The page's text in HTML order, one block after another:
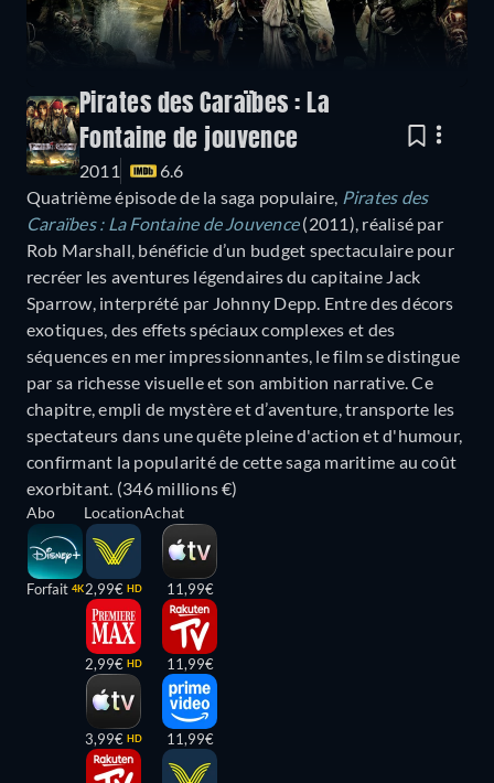
Pirates des Caraïbes : La
Fontaine de jouvence
2011
6.6
Quatrième épisode de la saga populaire, Pirates des
Caraïbes : La Fontaine de Jouvence(2011), réalisé par
Rob Marshall, bénéficie d’un budget spectaculaire pour
recréer les aventures légendaires du capitaine Jack
Sparrow, interprété par Johnny Depp. Entre des décors
exotiques, des effets spéciaux complexes et des
séquences en mer impressionnantes, le film se distingue
par sa richesse visuelle et son ambition narrative. Ce
chapitre, empli de mystère et d’aventure, transporte les
spectateurs dans une quête pleine d'action et d'humour,
confirmant la popularité de cette saga maritime au coût
exorbitant. (346 millions €)
Abo
Forfait 4K
Location
2,99€ HD
2,99€ HD
3,99€ HD
Achat
11,99€
11,99€
11,99€